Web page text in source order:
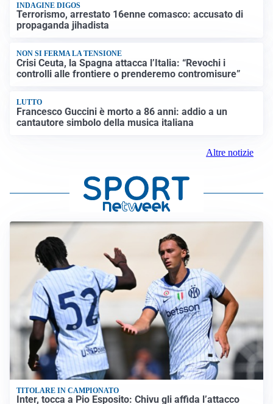
INDAGINE DIGOS
Terrorismo, arrestato 16enne comasco: accusato di
propaganda jihadista
NON SI FERMA LA TENSIONE
Crisi Ceuta, la Spagna attacca l’Italia: “Revochi i
controlli alle frontiere o prenderemo contromisure”
LUTTO
Francesco Guccini è morto a 86 anni: addio a un
cantautore simbolo della musica italiana
Altre notizie
TITOLARE IN CAMPIONATO
Inter, tocca a Pio Esposito: Chivu gli affida l’attacco